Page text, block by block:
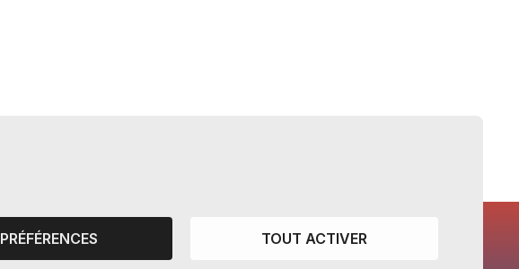
PRÉFÉRENCES TOUT ACTIVER